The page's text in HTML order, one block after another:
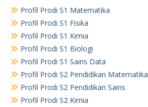
Profil Prodi S1 Matematika
Profil Prodi S1 Fisika
Profil Prodi S1 Kimia
Profil Prodi S1 Biologi
Profil Prodi S1 Sains Data
Profil Prodi S2 Pendidikan Matematika
Profil Prodi S2 Pendidikan Sains
Profil Prodi S2 Kimia